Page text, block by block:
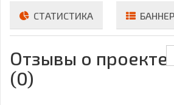
СТАТИСТИКА
Отзывы о проекте
(0)